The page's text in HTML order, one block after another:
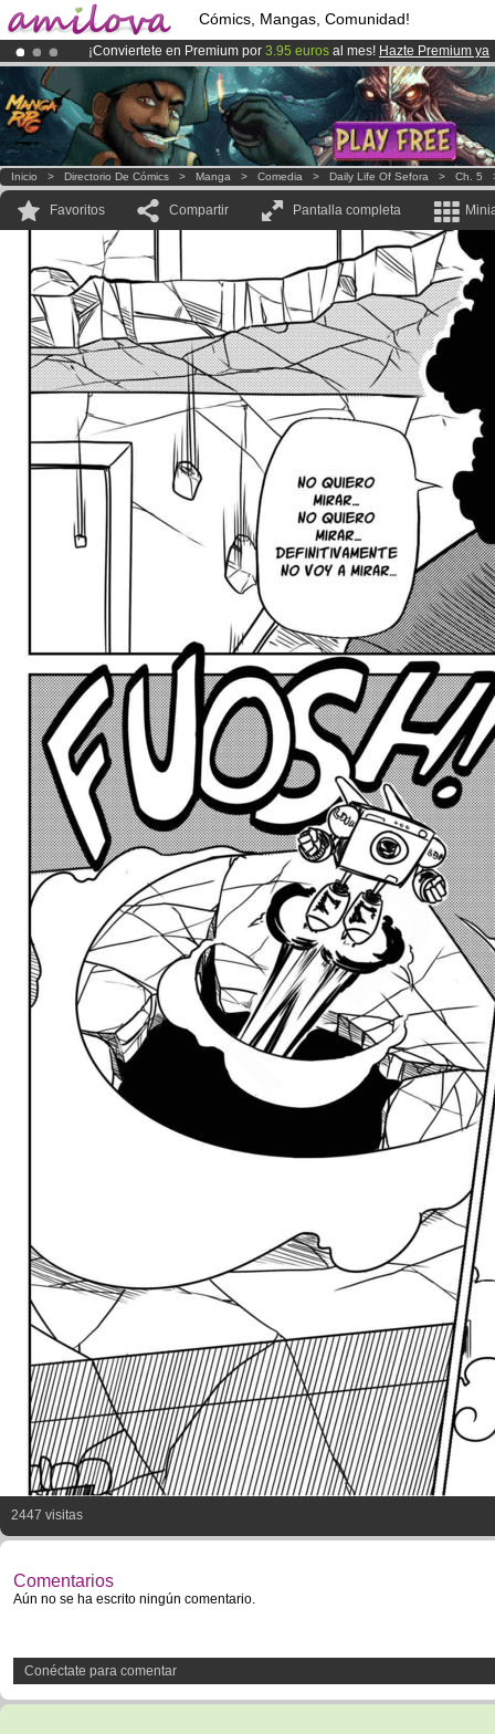
Cómics, Mangas, Comunidad!
¡Conviertete en Premium por 3.95 euros al mes! Hazte Premium ya
¡El Kickstarter Amilova está desormado lanzado!.
¡Ya tenemos 100000miembrosy 1000 Cómics y Mangas!.
Inicio > Directorio De Cómics > Manga > Comedia > Daily Life Of Sefora > Ch. 5
Favoritos Compartir Pantalla completa
2447 visitas
Comentarios
Aún no se ha escrito ningún comentario.
Conéctate para comentar